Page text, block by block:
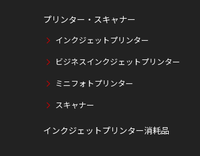
プリンター・スキャナー
インクジェットプリンター
ビジネスインクジェットプリンター
ミニフォトプリンター
スキャナー
インクジェットプリンター消耗品